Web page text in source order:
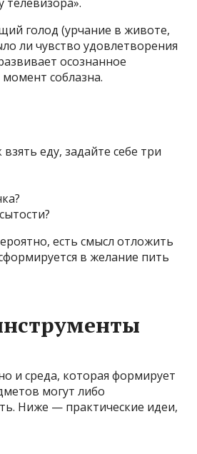
голод (урчание в животе,
ли чувство удовлетворения
осознанное
соблазна.
еду, задайте себе три
есть смысл отложить
в желание пить
и среда, которая формирует
могут либо
Ниже — практические идеи,